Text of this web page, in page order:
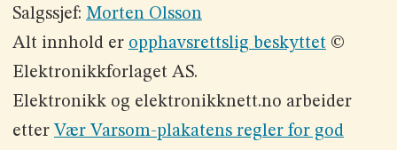
Salgssjef: Morten Olsson
Alt innhold er opphavsrettslig beskyttet©
Elektronikkforlaget AS.
Elektronikk og elektronikknett.no arbeider
etter Vær Varsom-plakatens regler for god